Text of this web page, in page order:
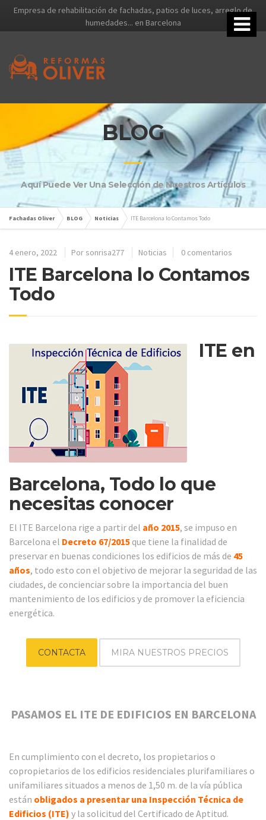
Empresa de rehabilitación de fachadas, patios de luces, arreglo de
humedades... en Barcelona
BLOG
Aquí Puede Ver Una Selección de Nuestros Artículos
Fachadas Oliver BLOG Noticias ITE Barcelona lo Contamos Todo
4 enero, 2022 Por sonrisa277 Noticias 0 comentarios
ITE Barcelona lo Contamos
Todo
ITE en
Barcelona, Todo lo que
necesitas conocer
El ITE Barcelona rige a partir del año 2015, se impuso en
Barcelona el Decreto 67/2015 que tiene la finalidad de
preservar en buenas condiciones los edificios de más de 45
años, todo esto con el objetivo de mejorar la seguridad de las
ciudades, de concienciar sobre la importancia del buen
mantenimiento de los edificios y de promover la eficiencia
energética.
CONTACTA MIRA NUESTROS PRECIOS
PASAMOS EL ITE DE EDIFICIOS EN BARCELONA
En cumplimiento con el decreto, los propietarios o
copropietarios de los edificios residenciales plurifamiliares o
unifamiliares situados a menos de 1,50 m. de la vía pública
están obligados a presentar una Inspección Técnica de
Edificios (ITE) y la solicitud del Certificado de Aptitud.